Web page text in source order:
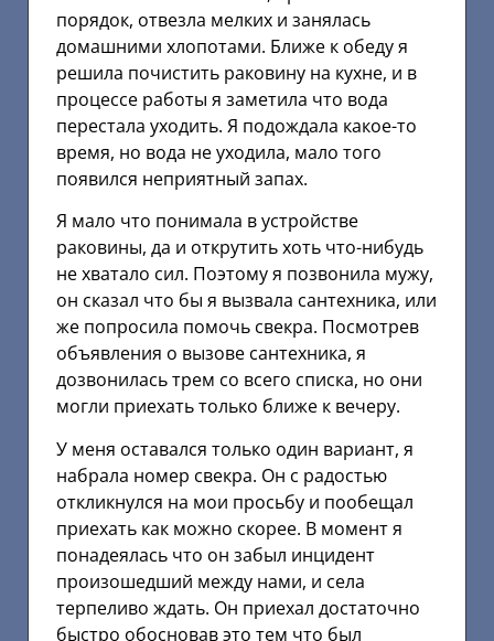
порядок, отвезла мелких и занялась
домашними хлопотами. Ближе к обеду я
решила почистить раковину на кухне, и в
процессе работы я заметила что вода
перестала уходить. Я подождала какое-то
время, но вода не уходила, мало того
появился неприятный запах.
Я мало что понимала в устройстве
раковины, да и открутить хоть что-нибудь
не хватало сил. Поэтому я позвонила мужу,
он сказал что бы я вызвала сантехника, или
же попросила помочь свекра. Посмотрев
объявления о вызове сантехника, я
дозвонилась трем со всего списка, но они
могли приехать только ближе к вечеру.
У меня оставался только один вариант, я
набрала номер свекра. Он с радостью
откликнулся на мои просьбу и пообещал
приехать как можно скорее. В момент я
понадеялась что он забыл инцидент
произошедший между нами, и села
терпеливо ждать. Он приехал достаточно
быстро обосновав это тем что был